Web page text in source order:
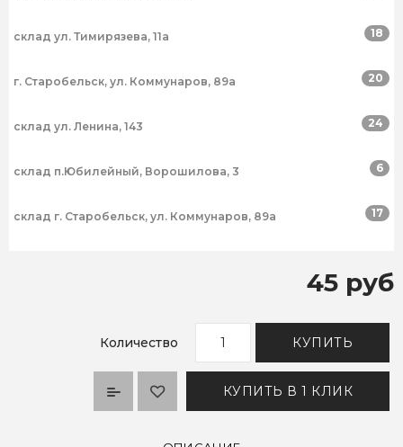
склад ул. Тимирязева, 11а 18
г. Старобельск, ул. Коммунаров, 89а 20
склад ул. Ленина, 143 24
склад п.Юбилейный, Ворошилова, 3 6
склад г. Старобельск, ул. Коммунаров, 89а 17
45 руб
Количество КУПИТЬ
КУПИТЬ В 1 КЛИК